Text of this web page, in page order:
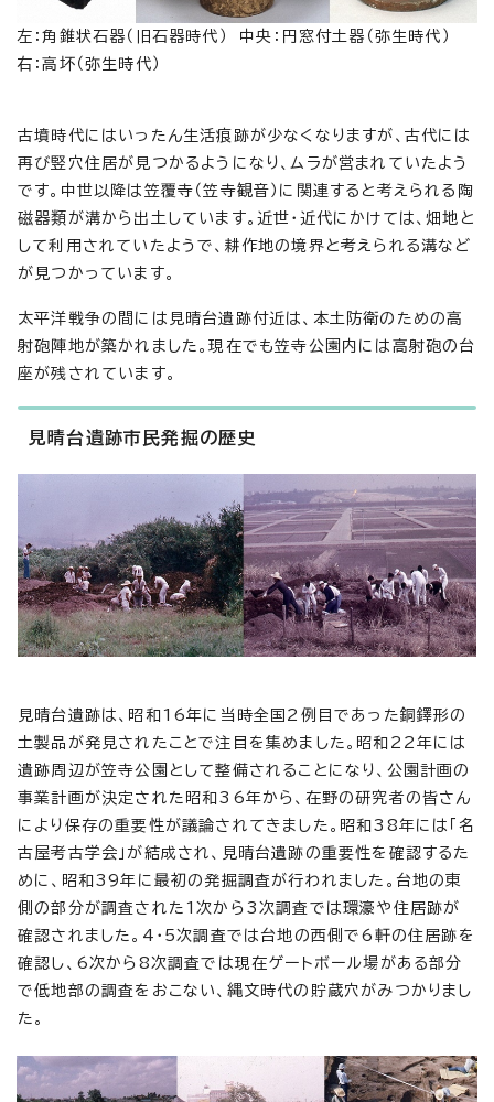
左：角錐状石器（旧石器時代） 中央：円窓付土器（弥生時代）
右：高坏（弥生時代）
古墳時代にはいったん生活痕跡が少なくなりますが、古代には
再び竪穴住居が見つかるようになり、ムラが営まれていたよう
です。中世以降は笠覆寺（笠寺観音）に関連すると考えられる陶
磁器類が溝から出土しています。近世・近代にかけては、畑地と
して利用されていたようで、耕作地の境界と考えられる溝など
が見つかっています。
太平洋戦争の間には見晴台遺跡付近は、本土防衛のための高
射砲陣地が築かれました。現在でも笠寺公園内には高射砲の台
座が残されています。
見晴台遺跡市民発掘の歴史
見晴台遺跡は、昭和16年に当時全国2例目であった銅鐸形の
土製品が発見されたことで注目を集めました。昭和22年には
遺跡周辺が笠寺公園として整備されることになり、公園計画の
事業計画が決定された昭和36年から、在野の研究者の皆さん
により保存の重要性が議論されてきました。昭和38年には「名
古屋考古学会」が結成され、見晴台遺跡の重要性を確認するた
めに、昭和39年に最初の発掘調査が行われました。台地の東
側の部分が調査された1次から3次調査では環濠や住居跡が
確認されました。4・5次調査では台地の西側で6軒の住居跡を
確認し、6次から8次調査では現在ゲートボール場がある部分
で低地部の調査をおこない、縄文時代の貯蔵穴がみつかりまし
た。